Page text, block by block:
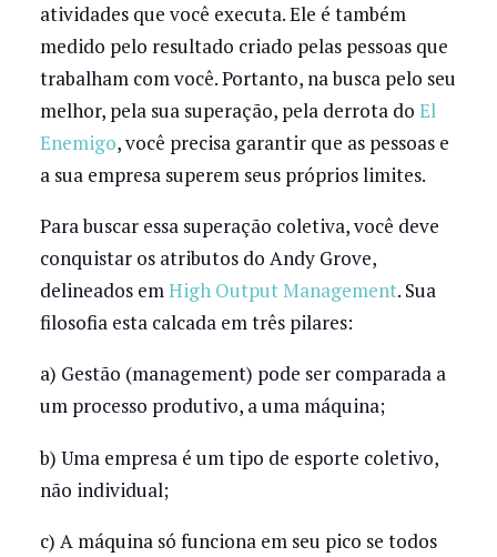
atividades que você executa. Ele é também
medido pelo resultado criado pelas pessoas que
trabalham com você. Portanto, na busca pelo seu
melhor, pela sua superação, pela derrota do El
Enemigo, você precisa garantir que as pessoas e
a sua empresa superem seus próprios limites.
Para buscar essa superação coletiva, você deve
conquistar os atributos do Andy Grove,
delineados emHigh Output Management. Sua
filosofia esta calcada em três pilares:
a) Gestão (management) pode ser comparada a
um processo produtivo, a uma máquina;
b) Uma empresa é um tipo de esporte coletivo,
não individual;
c) A máquina só funciona em seu pico se todos